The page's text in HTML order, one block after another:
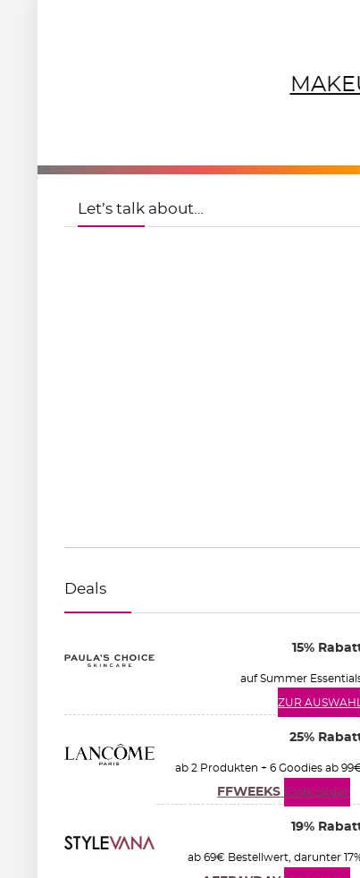
NEUTRALS
REDS
Let’s talk about…
Deals
15%
auf Summer
ZUR AUSWAHL
25%
ab 2 Produkten + 6 Goodies ab
FFWEEKS Code zeigen
19%
ab 69€ Bestellwert, darunter